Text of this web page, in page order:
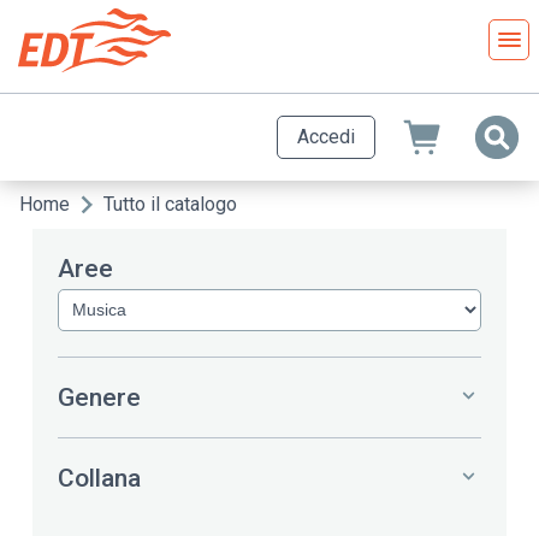
contenuto
principale
Accedi
Briciole
pane
Home Tutto il catalogo
Aree
Genere
Collana